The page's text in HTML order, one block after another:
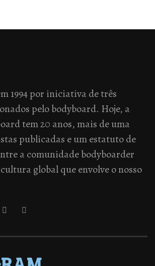
1994 por iniciativa de três
pelo bodyboard. Hoje, a
tem 20 anos, mais de uma
publicadas e um estatuto de
a comunidade bodyboarder
global que envolve o nosso